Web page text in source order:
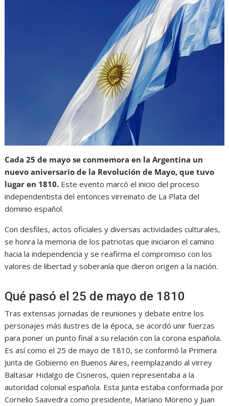
Cada 25 de mayo se conmemora en la Argentina un
nuevo aniversario de la Revolución de Mayo, que tuvo
lugar en 1810. Este evento marcó el inicio del proceso
independentista del entonces virreinato de La Plata del
dominio español.
Con desfiles, actos oficiales y diversas actividades culturales,
se honra la memoria de los patriotas que iniciaron el camino
hacia la independencia y se reafirma el compromiso con los
valores de libertad y soberanía que dieron origen a la nación.
Qué pasó el 25 de mayo de 1810
Tras extensas jornadas de reuniones y debate entre los
personajes más ilustres de la época, se acordó unir fuerzas
para poner un punto final a su relación con la corona española.
Es así como el 25 de mayo de 1810, se conformó la Primera
Junta de Gobierno en Buenos Aires, reemplazando al virrey
Baltasar Hidalgo de Cisneros, quien representaba a la
autoridad colonial española. Esta Junta estaba conformada por
Cornelio Saavedra como presidente, Mariano Moreno y Juan